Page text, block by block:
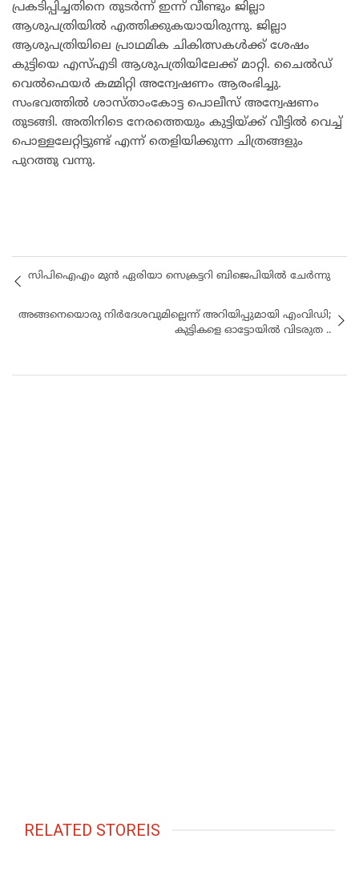
പ്രകടിപ്പിച്ചതിനെ തുടർന്ന് ഇന്ന് വീണ്ടും ജില്ലാ
ആശുപത്രിയിൽ എത്തിക്കുകയായിരുന്നു. ജില്ലാ
ആശുപത്രിയിലെ പ്രാഥമിക ചികിത്സകൾക്ക് ശേഷം
കുട്ടിയെ എസ്എടി ആശുപത്രിയിലേക്ക് മാറ്റി. ചൈൽഡ്
വെൽഫെയർ കമ്മിറ്റി അന്വേഷണം ആരംഭിച്ചു.
സംഭവത്തിൽ ശാസ്താംകോട്ട പൊലീസ് അന്വേഷണം
തുടങ്ങി. അതിനിടെ നേരത്തെയും കുട്ടിയ്ക്ക് വീട്ടിൽ വെച്ച്
പൊള്ളലേറ്റിട്ടുണ്ട് എന്ന് തെളിയിക്കുന്ന ചിത്രങ്ങളും
പുറത്തു വന്നു.
സിപിഐഎം മുൻ ഏരിയാ സെക്രട്ടറി ബിജെപിയിൽ ചേർന്നു
അങ്ങനെയൊരു നിർദേശവുമില്ലെന്ന് അറിയിപ്പുമായി എംവിഡി;
കുട്ടികളെ ഓട്ടോയിൽ വിടരുത ..
RELATED STOREIS